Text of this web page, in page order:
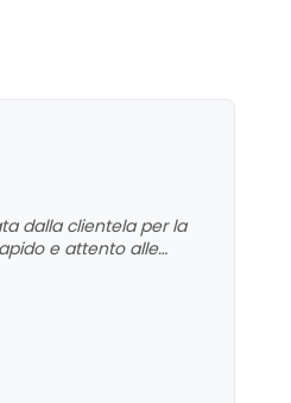
dalla clientela per la
e attento alle
si riflette anche nel